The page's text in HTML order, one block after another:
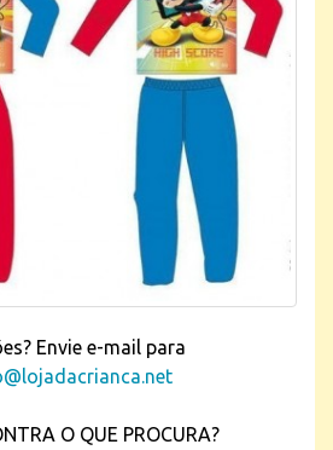
Envie e-mail para
O QUE PROCURA?